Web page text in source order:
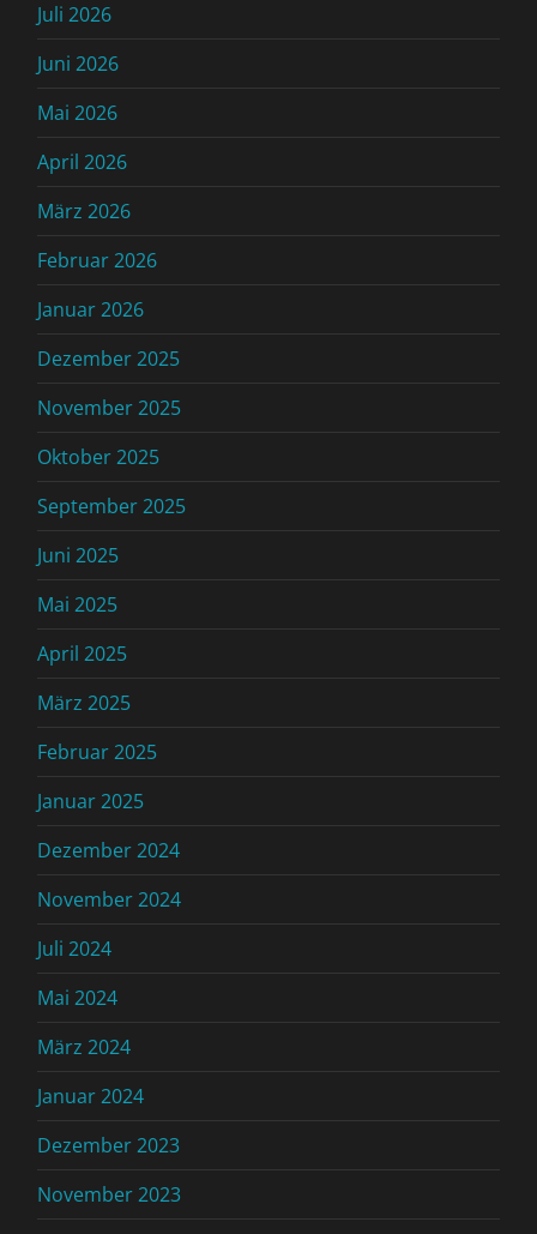
Juli 2026
Juni 2026
Mai 2026
April 2026
März 2026
Februar 2026
Januar 2026
Dezember 2025
November 2025
Oktober 2025
September 2025
Juni 2025
Mai 2025
April 2025
März 2025
Februar 2025
Januar 2025
Dezember 2024
November 2024
Juli 2024
Mai 2024
März 2024
Januar 2024
Dezember 2023
November 2023